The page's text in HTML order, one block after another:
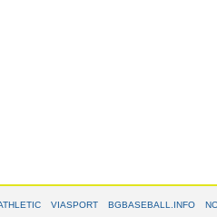
VIASPORT BGBASEBALL.INFO